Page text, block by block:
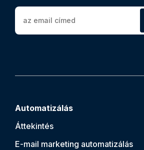
Automatizálás
Áttekintés
E-mail marketing automatizálás